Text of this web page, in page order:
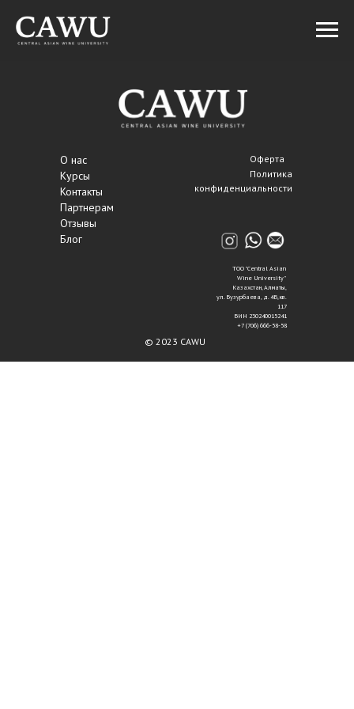
Контакты
Курсы
О нас
Партнерам
Отзывы
Блог
Оферта
ТОО "Central Asian
Wine University"
Казахстан, Алматы,
ул. Бузурбаева, д. 4Б, кв.
117
БИН 230240015241
+7 (706) 666-58-58
Политика
конфиденциальности
© 2023 CAWU